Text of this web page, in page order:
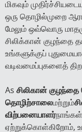
மிகவும்
ஒரு தொழில்முறை
மேலும் ஒவ்வொரு
சிலிக்கான் குழந்தை
உங்களுக்குப்
வடிவமைப்புகளைத்
As சிலிகான்
தொழிற்சாலைமற்றும்
விற்பனையாளர்
ஏற்றுக்கொள்கிறோம்,